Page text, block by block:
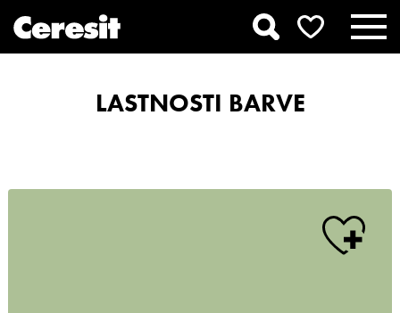
LASTNOSTI BARVE